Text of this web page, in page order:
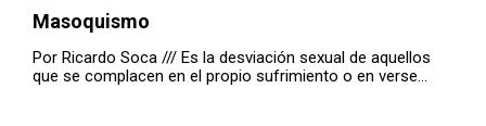
Masoquismo
Por Ricardo Soca /// Es la desviación sexual de aquellos
que se complacen en el propio sufrimiento o en verse…